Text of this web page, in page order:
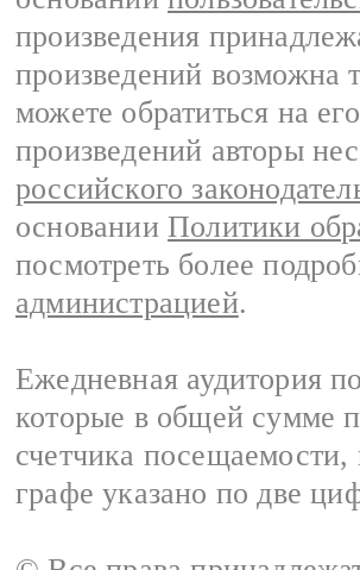
произведения
произведений возможна
можете обратиться на
произведений авторы
российского
основании Политики
посмотреть более
администрацией.
Ежедневная аудитория
которые в общей сумме
счетчика
графе указано по две